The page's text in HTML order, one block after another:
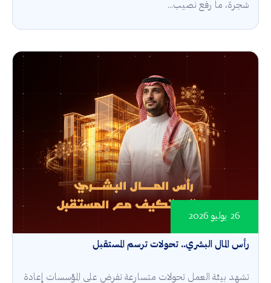
شجرة، ما رفع نصيب...
رأس المال البشري.. تحولات ترسم المستقبل
26 يوليو 2026
تشهد بيئة العمل تحولات متسارعة تفرض على المؤسسات إعادة